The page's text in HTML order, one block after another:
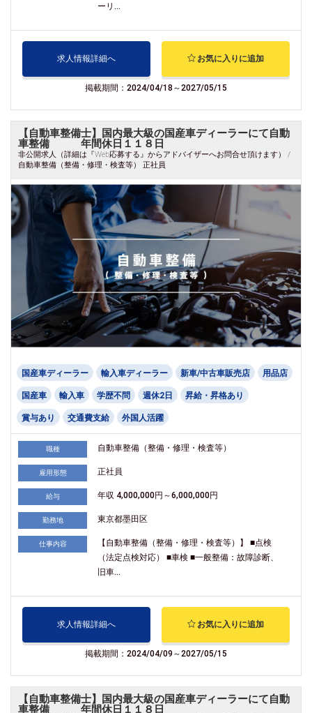
ーリ...
求人情報詳細へ お気に入りに追加
掲載期間：2024/04/18～2027/05/15
【自動車整備士】国内最大級の国産車ディーラーにて自動
車整備 年間休日１１８日
非公開求人（詳細は『Web応募する』からアドバイザーへお問合せ頂けます） /
自動車整備（整備・修理・検査等） 正社員
国産車ディーラー 輸入車ディーラー 新車/中古車販売店 用品店
国産車 輸入車 学歴不問 週休2日 昇給・昇格あり
賞与あり 交通費支給 外国人活躍
職種 自動車整備（整備・修理・検査等）
雇用形態 正社員
給与 年収 4,000,000円～6,000,000円
勤務地 東京都墨田区
仕事内容
【自動車整備（整備・修理・検査等）】 ■点検
（法定点検対応） ■車検 ■一般整備：故障診断、
旧車...
求人情報詳細へ お気に入りに追加
掲載期間：2024/04/09～2027/05/15
【自動車整備士】国内最大級の国産車ディーラーにて自動
車整備 年間休日１１８日